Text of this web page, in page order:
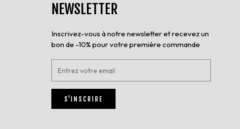
NEWSLETTER
Inscrivez-vous à notre newsletter et recevez un
bon de -10% pour votre première commande
t
r
z
S'INSCRIRE